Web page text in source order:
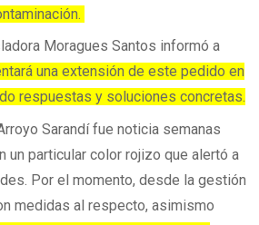
Moragues Santos informó a
una extensión de este pedido en
respuestas y soluciones concretas.
Sarandí fue noticia semanas
un particular color rojizo que alertó a
Por el momento, desde la gestión
medidas al respecto, asimismo